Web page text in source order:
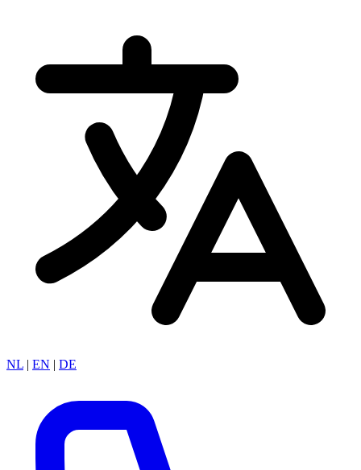
NL | EN | DE